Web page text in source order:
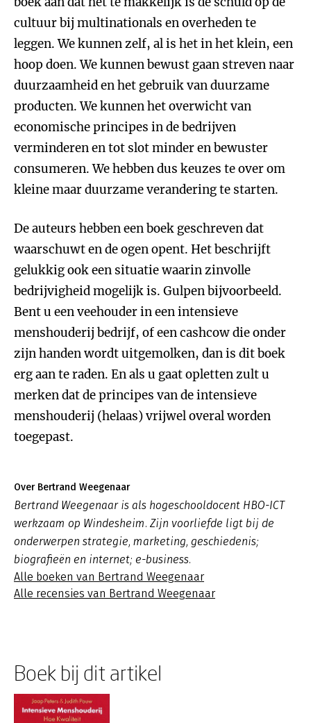
cultuur bij multinationals en overheden te
leggen. We kunnen zelf, al is het in het klein, een
hoop doen. We kunnen bewust gaan streven naar
duurzaamheid en het gebruik van duurzame
producten. We kunnen het overwicht van
economische principes in de bedrijven
verminderen en tot slot minder en bewuster
consumeren. We hebben dus keuzes te over om
kleine maar duurzame verandering te starten.
De auteurs hebben een boek geschreven dat
waarschuwt en de ogen opent. Het beschrijft
gelukkig ook een situatie waarin zinvolle
bedrijvigheid mogelijk is. Gulpen bijvoorbeeld.
Bent u een veehouder in een intensieve
menshouderij bedrijf, of een cashcow die onder
zijn handen wordt uitgemolken, dan is dit boek
erg aan te raden. En als u gaat opletten zult u
merken dat de principes van de intensieve
menshouderij (helaas) vrijwel overal worden
toegepast.
Over Bertrand Weegenaar
Bertrand Weegenaar is als hogeschooldocent HBO-ICT
werkzaam op Windesheim. Zijn voorliefde ligt bij de
onderwerpen strategie, marketing, geschiedenis;
biografieën en internet; e-business.
Alle boeken van Bertrand Weegenaar
Alle recensies van Bertrand Weegenaar
Boek bij dit artikel